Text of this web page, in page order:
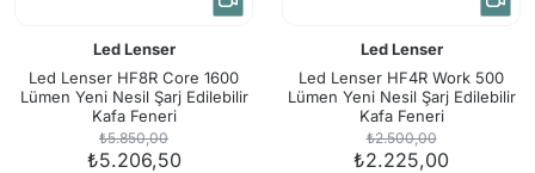
Led Lenser
Led Lenser HF8R Core 1600
Lümen Yeni Nesil Şarj Edilebilir
Kafa Feneri
₺5.850,00
₺5.206,50
Led Lenser
Led Lenser HF4R Work 500
Lümen Yeni Nesil Şarj Edilebilir
Kafa Feneri
₺2.500,00
₺2.225,00